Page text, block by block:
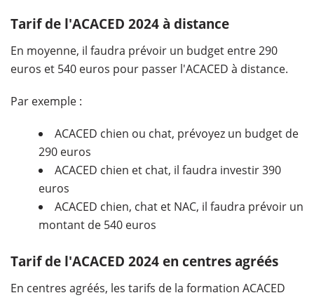
Tarif de l'ACACED 2024 à distance
En moyenne, il faudra prévoir un budget entre 290
euros et 540 euros pour passer l'ACACED à distance.
Par exemple :
ACACED chien ou chat, prévoyez un budget de
290 euros
ACACED chien et chat, il faudra investir 390
euros
ACACED chien, chat et NAC, il faudra prévoir un
montant de 540 euros
Tarif de l'ACACED 2024 en centres agréés
En centres agréés, les tarifs de la formation ACACED